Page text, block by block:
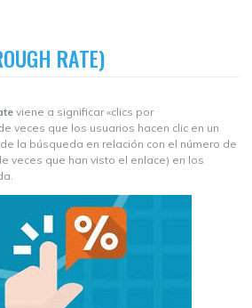
RATE)
viene a significar «clics por
veces que los usuarios hacen clic en un
la búsqueda en relación con el número de
veces que han visto el enlace) en los